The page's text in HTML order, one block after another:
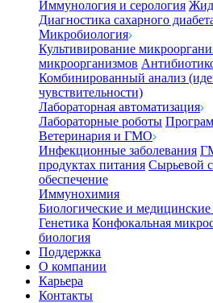
Иммунология и серология
Диагностика сахарного
Микробиология
Культивирование
микроорганизмов
Комбинированный анализ
чувствительности)
Лабораторная автоматизация
Лабораторные роботы
Ветеринария и ГМО
Инфекционные заболевания
продуктах питания Сырьевой
обеспечение
Иммунохимия
Биологические и медицинские
Генетика Конфокальная
биология
Поддержка
О компании
Карьера
Контакты